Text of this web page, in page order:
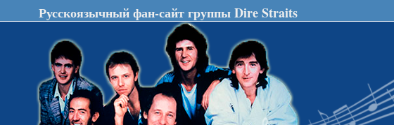
Русскоязычный фан-сайт группы Dire Straits